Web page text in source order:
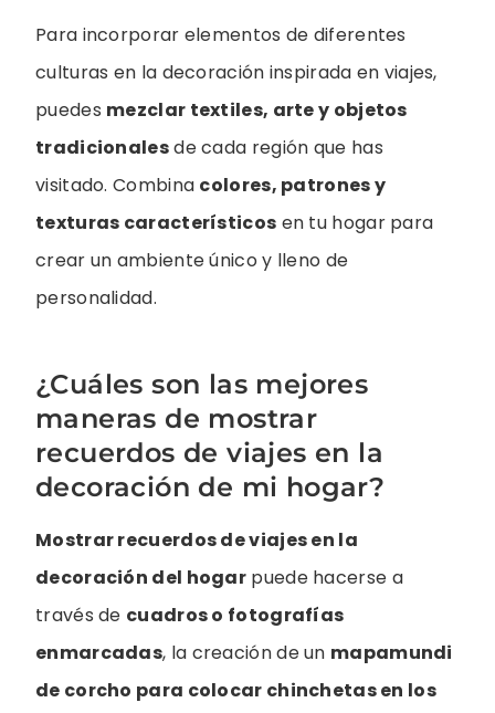
Para incorporar elementos de diferentes
culturas en la decoración inspirada en viajes,
puedes mezclar textiles, arte y objetos
tradicionalesde cada región que has
visitado. Combina colores, patrones y
texturas característicos en tu hogar para
crear un ambiente único y lleno de
personalidad.
¿Cuáles son las mejores
maneras de mostrar
recuerdos de viajes en la
decoración de mi hogar?
Mostrar recuerdos de viajes en la
decoración del hogar puede hacerse a
través de cuadros o fotografías
enmarcadas, la creación de un mapamundi
de corcho para colocar chinchetas en los